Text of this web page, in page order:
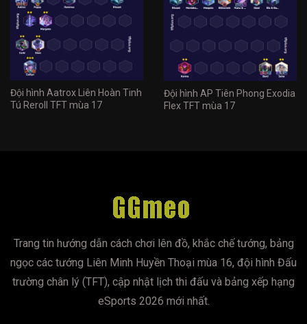
Đội hình Aatrox Liên Hoàn Tinh
Tú Reroll TFT mùa 17
Đội hình AP Tiên Phong Exodia
Flex TFT mùa 17
Trang tin hướng dẫn cách chơi lên đồ, khắc chế tướng, bảng
ngọc các tướng Liên Minh Huyền Thoại mùa 16, đội hình Đấu
trường chân lý (TFT), cập nhật lịch thi đấu và bảng xếp hạng
eSports 2026 mới nhất.